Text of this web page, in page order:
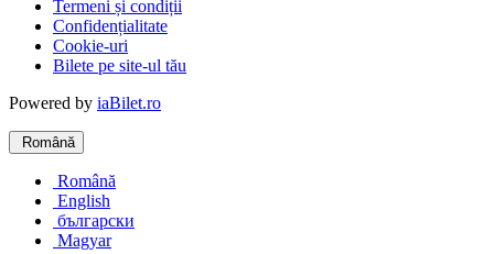
Termeni și condiții
Confidențialitate
Cookie-uri
Bilete pe site-ul tău
Powered by iaBilet.ro
Română
Română
English
български
Magyar